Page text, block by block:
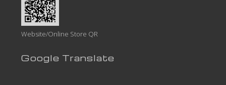
Website/Online Store QR
Google Translate